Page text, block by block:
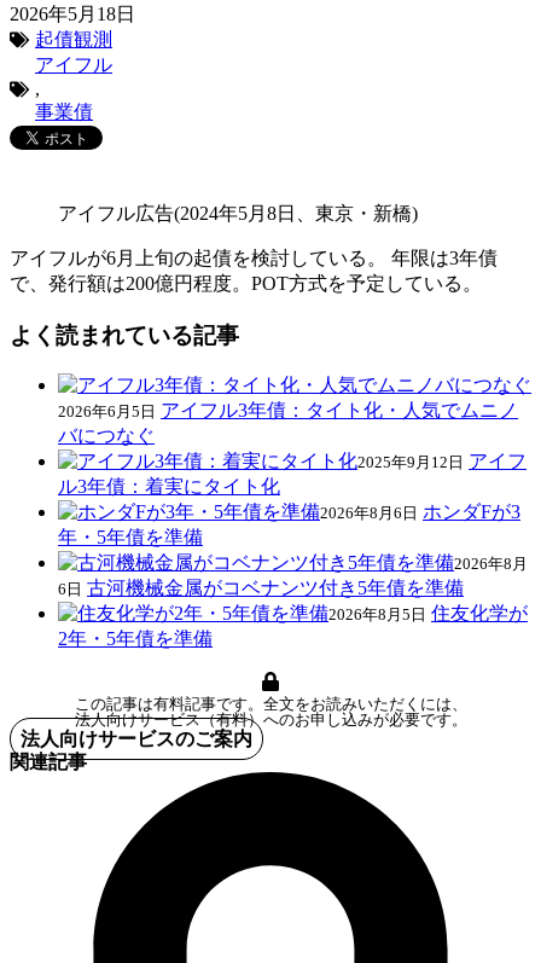
2026年5月18日
起債観測
アイフル
,
事業債
アイフル広告(2024年5月8日、東京・新橋)
アイフルが6月上旬の起債を検討している。 年限は3年債
で、発行額は200億円程度。POT方式を予定している。
よく読まれている記事
2026年6月5日 アイフル3年債：タイト化・人気でムニノ
バにつなぐ
2025年9月12日 アイフ
ル3年債：着実にタイト化
2026年8月6日 ホンダFが3
年・5年債を準備
2026年8月
6日 古河機械金属がコベナンツ付き5年債を準備
2026年8月5日 住友化学が
2年・5年債を準備
この記事は有料記事です。全文をお読みいただくには、
法人向けサービス（有料）へのお申し込みが必要です。
法人向けサービスのご案内
関連記事